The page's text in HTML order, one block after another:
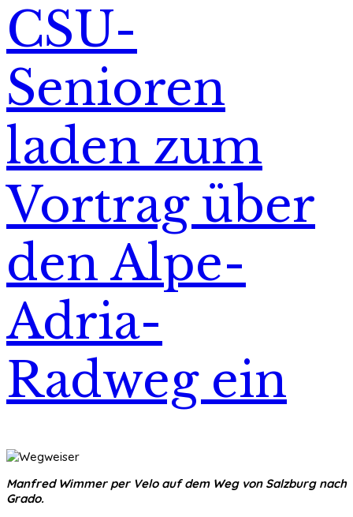
CSU-
Senioren
laden zum
Vortrag über
den Alpe-
Adria-
Radweg ein
Manfred Wimmer per Velo auf dem Weg von Salzburg nach
Grado.